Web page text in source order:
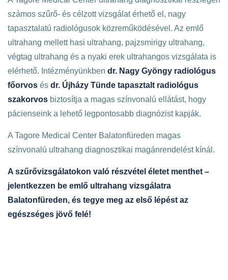
számos szűrő- és célzott vizsgálat érhető el, nagy
tapasztalatú radiológusok közreműködésével. Az emlő
ultrahang mellett hasi ultrahang, pajzsmirigy ultrahang,
végtag ultrahang és a nyaki erek ultrahangos vizsgálata is
elérhető. Intézményünkben dr. Nagy Gyöngy radiológus
főorvos és dr. Újházy Tünde tapasztalt radiológus
szakorvos biztosítja a magas színvonalú ellátást, hogy
pácienseink a lehető legpontosabb diagnózist kapják.
A Tagore Medical Center Balatonfüreden magas
színvonalú ultrahang diagnosztikai magánrendelést kínál.
A szűrővizsgálatokon való részvétel életet menthet –
jelentkezzen be emlő ultrahang vizsgálatra
Balatonfüreden, és tegye meg az első lépést az
egészséges jövő felé!